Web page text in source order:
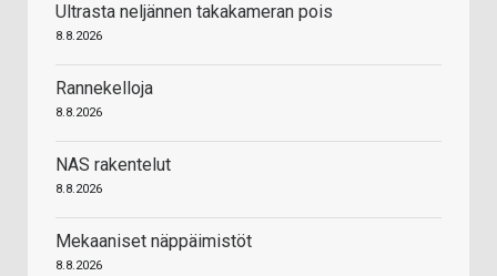
Ultrasta neljännen takakameran pois
8.8.2026
Rannekelloja
8.8.2026
NAS rakentelut
8.8.2026
Mekaaniset näppäimistöt
8.8.2026